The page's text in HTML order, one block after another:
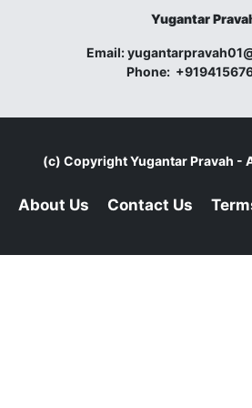
Yugantar
Email:
Phone:
(c) CopyrightYugantar Pravah -
About Us Contact Us